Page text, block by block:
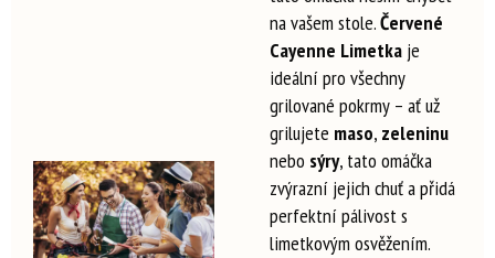
na vašem stole.Červené
Cayenne Limetka je
ideální pro všechny
grilované pokrmy – ať už
grilujete maso, zeleninu
nebo sýry, tato omáčka
zvýrazní jejich chuť a přidá
perfektní pálivost s
limetkovým osvěžením.